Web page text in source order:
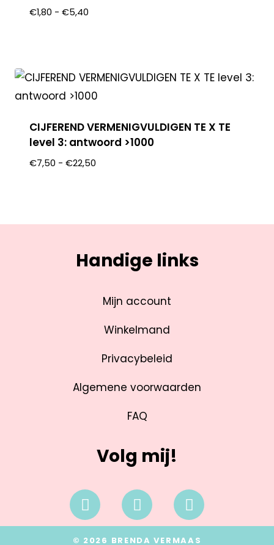
€1,80 - €5,40
CIJFEREND VERMENIGVULDIGEN TE X TE
level 3: antwoord >1000
€7,50 - €22,50
Handige links
Mijn account
Winkelmand
Privacybeleid
Algemene voorwaarden
FAQ
Volg mij!
© 2026 BRENDA VERMAAS